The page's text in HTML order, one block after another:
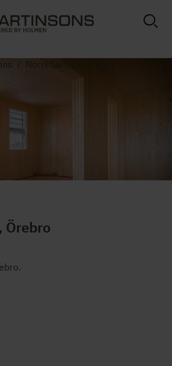
/ Norrstjärnan, Örebro
Örebro